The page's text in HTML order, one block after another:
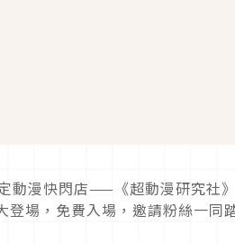
動漫快閃店——《超動漫研究社
場，免費入場，邀請粉絲一同